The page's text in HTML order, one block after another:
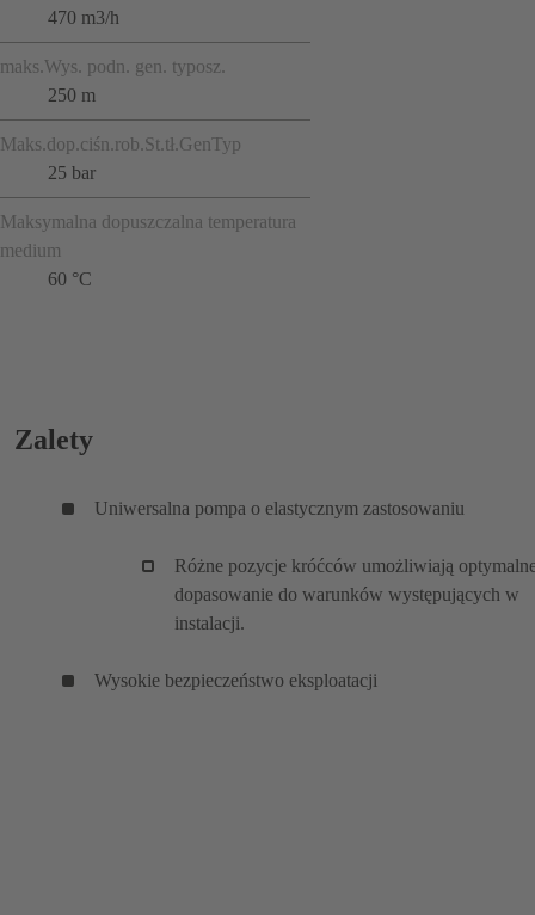
470 m3/h
maks.Wys. podn. gen. typosz.
250 m
Maks.dop.ciśn.rob.St.tł.GenTyp
25 bar
Maksymalna dopuszczalna temperatura
medium
60 °C
Zalety
Uniwersalna pompa o elastycznym zastosowaniu
Różne pozycje króćców umożliwiają
dopasowanie do warunków występujących w
instalacji.
Wysokie bezpieczeństwo eksploatacji